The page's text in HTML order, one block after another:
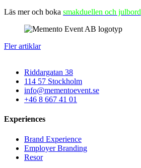
Läs mer och boka smakduellen och julbord
Fler artiklar
Riddargatan 38
114 57 Stockholm
info@mementoevent.se
+46 8 667 41 01
Experiences
Brand Experience
Employer Branding
Resor